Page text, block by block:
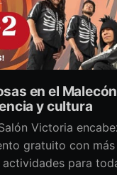
en el
y cultura
Victoria
gratuito con
para toda la